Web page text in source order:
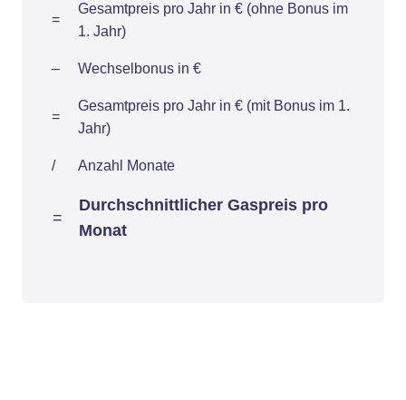
=
Gesamtpreis pro Jahr in € (ohne Bonus im
1. Jahr)
– Wechselbonus in €
=
Gesamtpreis pro Jahr in € (mit Bonus im 1.
Jahr)
/ Anzahl Monate
=
Durchschnittlicher Gaspreis pro
Monat